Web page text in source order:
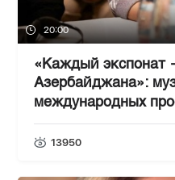
20:00
«Каждый экспонат
Азербайджана»:
международных
13950